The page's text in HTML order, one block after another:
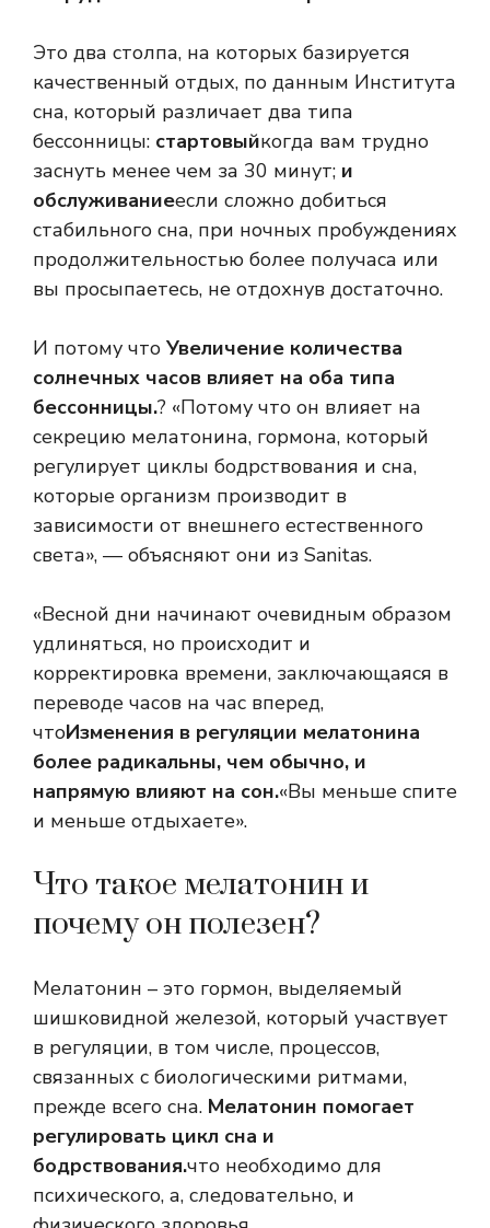
Это два столпа, на которых базируется
качественный отдых, по данным Института
сна, который различает два типа
бессонницы: стартовыйкогда вам трудно
заснуть менее чем за 30 минут; и
обслуживаниеесли сложно добиться
стабильного сна, при ночных пробуждениях
продолжительностью более получаса или
вы просыпаетесь, не отдохнув достаточно.
И потому что Увеличение количества
солнечных часов влияет на оба типа
бессонницы.? «Потому что он влияет на
секрецию мелатонина, гормона, который
регулирует циклы бодрствования и сна,
которые организм производит в
зависимости от внешнего естественного
света», — объясняют они из Sanitas.
«Весной дни начинают очевидным образом
удлиняться, но происходит и
корректировка времени, заключающаяся в
переводе часов на час вперед,
чтоИзменения в регуляции мелатонина
более радикальны, чем обычно, и
напрямую влияют на сон.«Вы меньше спите
и меньше отдыхаете».
Что такое мелатонин и
почему он полезен?
Мелатонин – это гормон, выделяемый
шишковидной железой, который участвует
в регуляции, в том числе, процессов,
связанных с биологическими ритмами,
прежде всего сна. Мелатонин помогает
регулировать цикл сна и
бодрствования.что необходимо для
психического, а, следовательно, и